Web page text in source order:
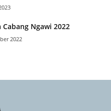
Cabang Ngawi 2022
2022